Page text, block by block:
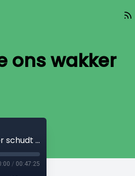
ons wakker
Podcast 7 juli • Israël: Hoe het Evangelie ons wakker schudt (Deel 1)
/ 00:47:25